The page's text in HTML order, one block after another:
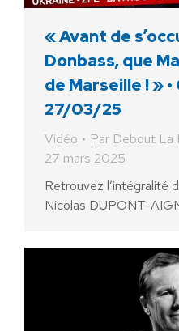
« Avant de
Donbass, que
de Marseille ! » •
27/03/25
Vidéo Par Debout La
27 mars 2025
Retrouvez l’intégralité
Nicolas DUPONT-